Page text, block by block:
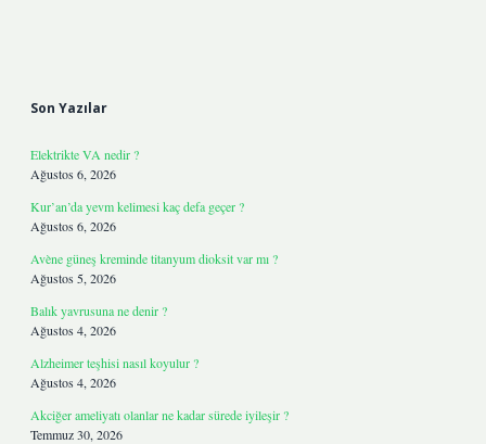
Son Yazılar
Elektrikte VA nedir ?
Ağustos 6, 2026
Kur’an’da yevm kelimesi kaç defa geçer ?
Ağustos 6, 2026
Avène güneş kreminde titanyum dioksit var mı ?
Ağustos 5, 2026
Balık yavrusuna ne denir ?
Ağustos 4, 2026
Alzheimer teşhisi nasıl koyulur ?
Ağustos 4, 2026
Akciğer ameliyatı olanlar ne kadar sürede iyileşir ?
Temmuz 30, 2026